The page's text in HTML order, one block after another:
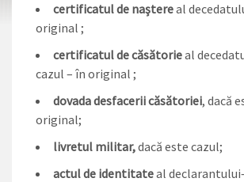
certificatul de naştereal
original ;
certificatul de căsătorieal
cazul – în original ;
dovada desfacerii căsătoriei, dacă
original;
livretul militar,dacă este cazul;
actul de identitateal